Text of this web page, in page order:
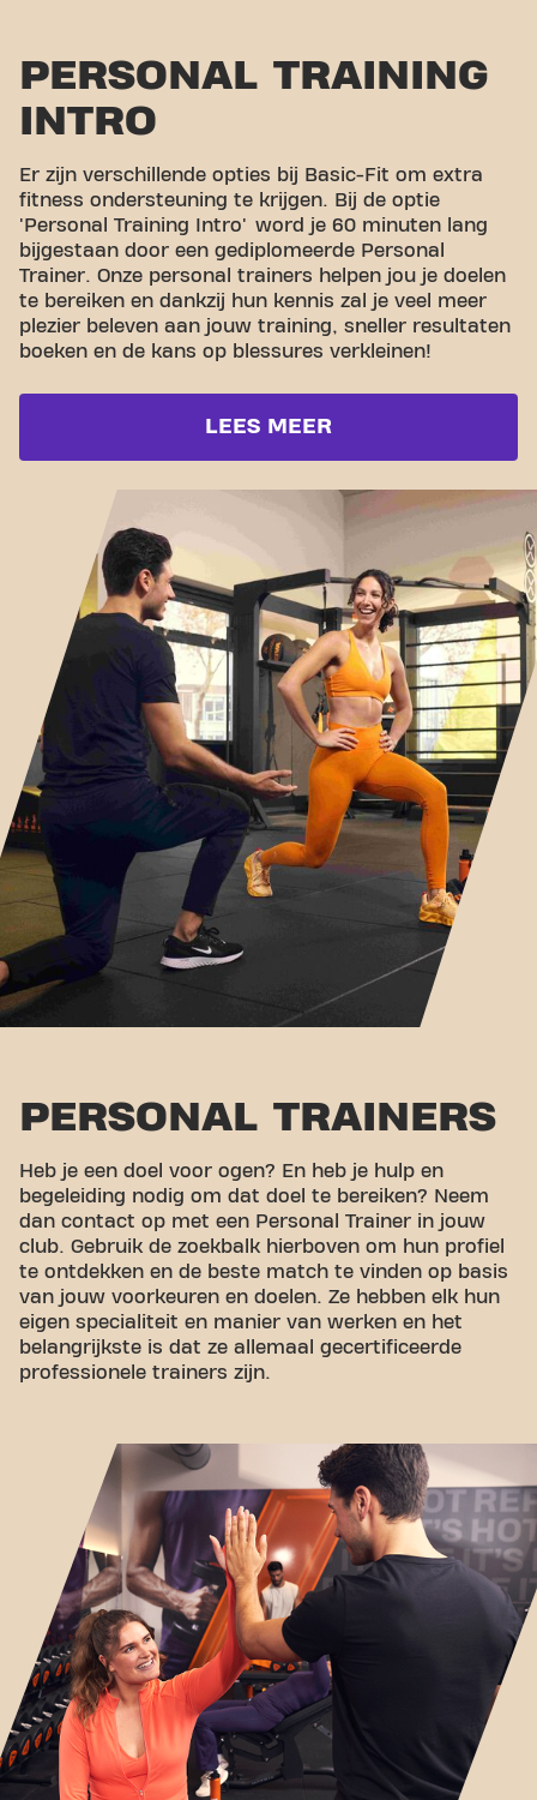
PERSONAL TRAINING
INTRO
Er zijn verschillende opties bij Basic-Fit om extra
fitness ondersteuning te krijgen. Bij de optie
'Personal Training Intro' word je 60 minuten lang
bijgestaan door een gediplomeerde Personal
Trainer. Onze personal trainers helpen jou je doelen
te bereiken en dankzij hun kennis zal je veel meer
plezier beleven aan jouw training, sneller resultaten
boeken en de kans op blessures verkleinen!
LEES MEER
PERSONAL TRAINERS
Heb je een doel voor ogen? En heb je hulp en
begeleiding nodig om dat doel te bereiken? Neem
dan contact op met een Personal Trainer in jouw
club. Gebruik de zoekbalk hierboven om hun profiel
te ontdekken en de beste match te vinden op basis
van jouw voorkeuren en doelen. Ze hebben elk hun
eigen specialiteit en manier van werken en het
belangrijkste is dat ze allemaal gecertificeerde
professionele trainers zijn.